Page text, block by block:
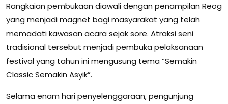
Rangkaian pembukaan diawali dengan penampilan Reog
yang menjadi magnet bagi masyarakat yang telah
memadati kawasan acara sejak sore. Atraksi seni
tradisional tersebut menjadi pembuka pelaksanaan
festival yang tahun ini mengusung tema “Semakin
Classic Semakin Asyik”.
Selama enam hari penyelenggaraan, pengunjung